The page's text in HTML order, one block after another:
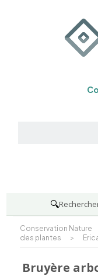
🔍
Conservation Nature
des plantes
>
Bruyère